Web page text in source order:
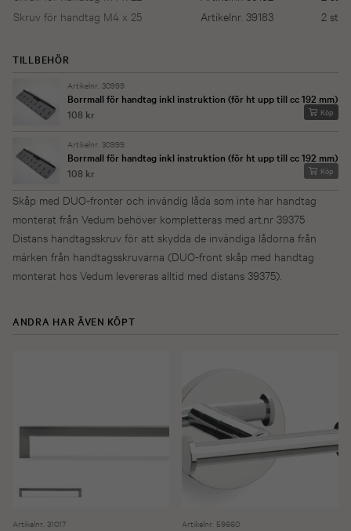
Skruv för handtag M4 x 25
Artikelnr. 39183 2 st
TILLBEHÖR
Artikelnr. 30999
Borrmall för handtag inkl instruktion (för ht upp till cc 192 mm)
108 kr
Köp
Artikelnr. 30999
Borrmall för handtag inkl instruktion (för ht upp till cc 192 mm)
108 kr
Köp
Skåp med DUO-fronter och invändig låda som inte har handtag
monterat från Vedum behöver kompletteras med art.nr 39375
Distans handtagsskruv för att skydda de invändiga lådorna från
märken från handtagsskruvarna (DUO-front skåp med handtag
monterat hos Vedum levereras alltid med distans 39375).
ANDRA HAR ÄVEN KÖPT
Artikelnr. 31017 Artikelnr. 59660